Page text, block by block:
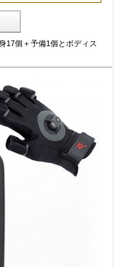
17個＋予備1個とボディス